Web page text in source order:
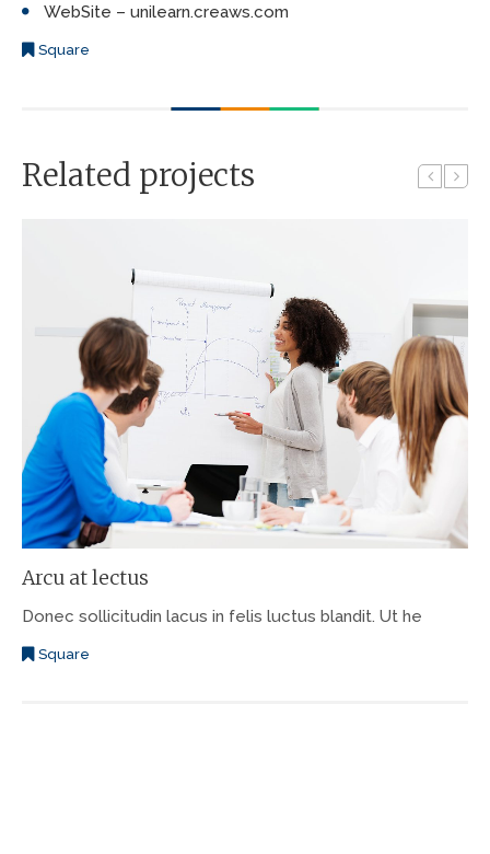
WebSite – unilearn.creaws.com
Square
Related projects
Arcu at lectus
Donec sollicitudin lacus in felis luctus blandit. Ut he
Square